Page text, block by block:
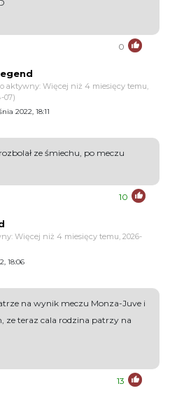
0
aktywny: Więcej niż 4 miesięcy temu,
07)
2022, 18:11
ze śmiechu, po meczu
10
Więcej niż 4 miesięcy temu, 2026-
18:06
na wynik meczu Monza-Juve i
ze teraz cala rodzina patrzy na
13